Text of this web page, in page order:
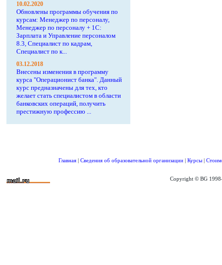
10.02.2020
Обновлены программы обучения по
курсам: Менеджер по персоналу,
Менеджер по персоналу + 1С:
Зарплата и Управление персоналом
8.3, Специалист по кадрам,
Специалист по к...
03.12.2018
Внесены изменения в программу
курса "Операционист банка". Данный
курс предназначены для тех, кто
желает стать специалистом в области
банковских операций, получить
престижную профессию ...
Главная | Сведения об образовательной организации | Курсы |
Copyright © BG